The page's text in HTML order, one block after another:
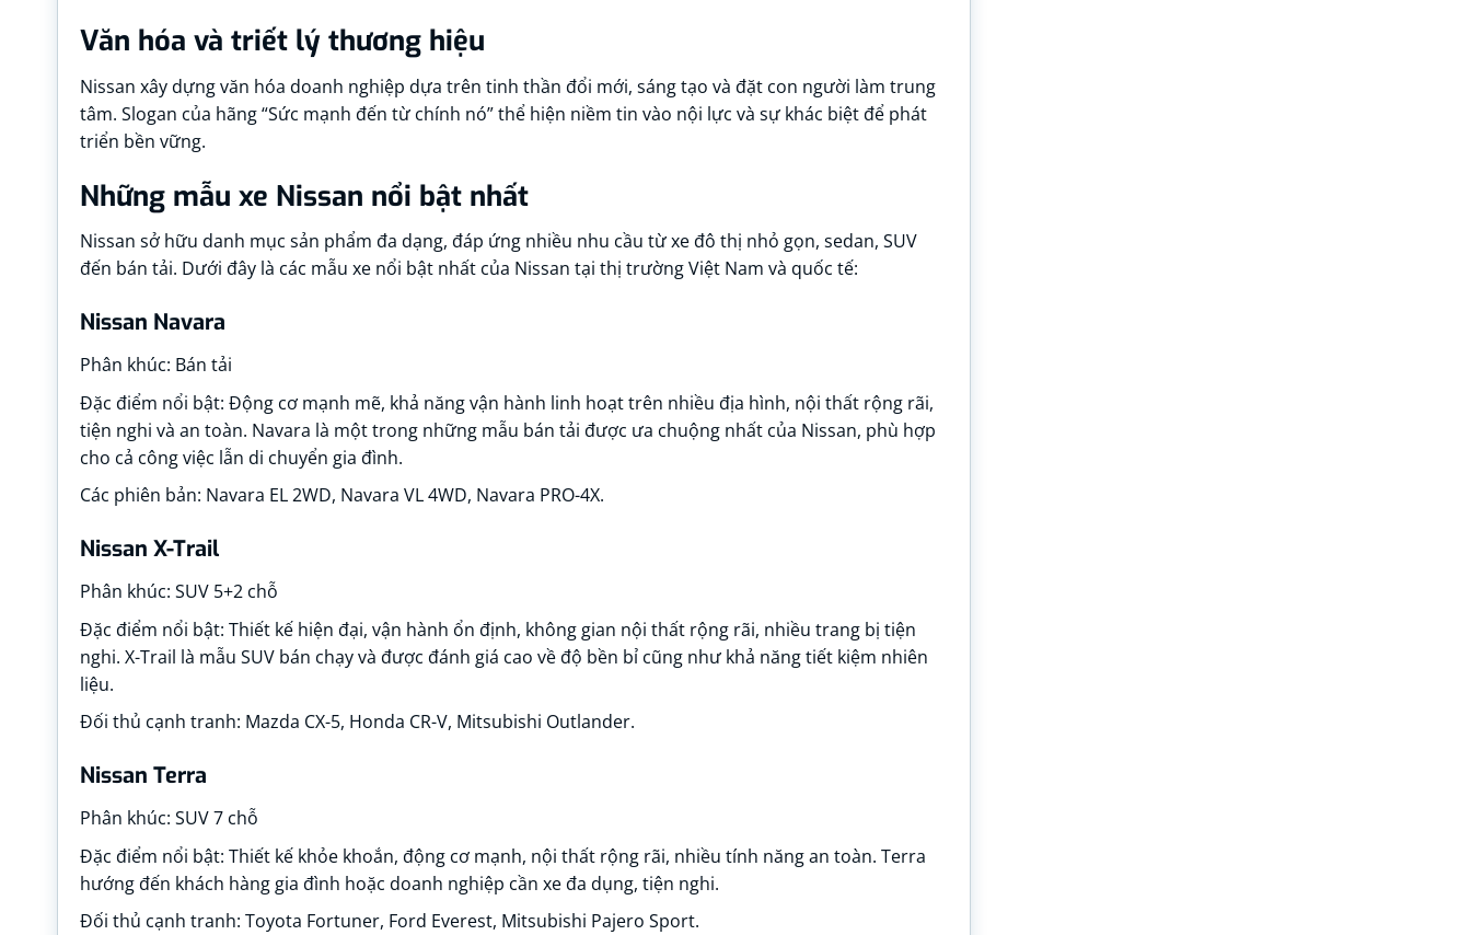
Văn hóa và triết lý thương hiệu
Nissan xây dựng văn hóa doanh nghiệp dựa trên tinh thần đổi mới, sáng tạo và đặt con người làm trung
tâm. Slogan của hãng “Sức mạnh đến từ chính nó” thể hiện niềm tin vào nội lực và sự khác biệt để phát
triển bền vững.
Những mẫu xe Nissan nổi bật nhất
Nissan sở hữu danh mục sản phẩm đa dạng, đáp ứng nhiều nhu cầu từ xe đô thị nhỏ gọn, sedan, SUV
đến bán tải. Dưới đây là các mẫu xe nổi bật nhất của Nissan tại thị trường Việt Nam và quốc tế:
Nissan Navara
Phân khúc: Bán tải
Đặc điểm nổi bật: Động cơ mạnh mẽ, khả năng vận hành linh hoạt trên nhiều địa hình, nội thất rộng rãi,
tiện nghi và an toàn. Navara là một trong những mẫu bán tải được ưa chuộng nhất của Nissan, phù hợp
cho cả công việc lẫn di chuyển gia đình.
Các phiên bản: Navara EL 2WD, Navara VL 4WD, Navara PRO-4X.
Nissan X-Trail
Phân khúc: SUV 5+2 chỗ
Đặc điểm nổi bật: Thiết kế hiện đại, vận hành ổn định, không gian nội thất rộng rãi, nhiều trang bị tiện
nghi. X-Trail là mẫu SUV bán chạy và được đánh giá cao về độ bền bỉ cũng như khả năng tiết kiệm nhiên
liệu.
Đối thủ cạnh tranh: Mazda CX-5, Honda CR-V, Mitsubishi Outlander.
Nissan Terra
Phân khúc: SUV 7 chỗ
Đặc điểm nổi bật: Thiết kế khỏe khoắn, động cơ mạnh, nội thất rộng rãi, nhiều tính năng an toàn. Terra
hướng đến khách hàng gia đình hoặc doanh nghiệp cần xe đa dụng, tiện nghi.
Đối thủ cạnh tranh: Toyota Fortuner, Ford Everest, Mitsubishi Pajero Sport.